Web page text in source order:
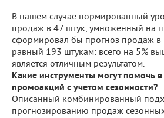
В нашем случае нормированный
продаж в 47 штук, умноженный на
сформировал бы прогноз продаж
равный 193 штукам: всего на 5%
является отличным результатом.
Какие инструменты могут помочь
промоакций с учетом сезонности?
Описанный комбинированный
прогнозированию продаж